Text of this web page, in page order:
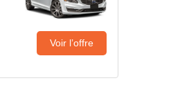
Voir l’offre